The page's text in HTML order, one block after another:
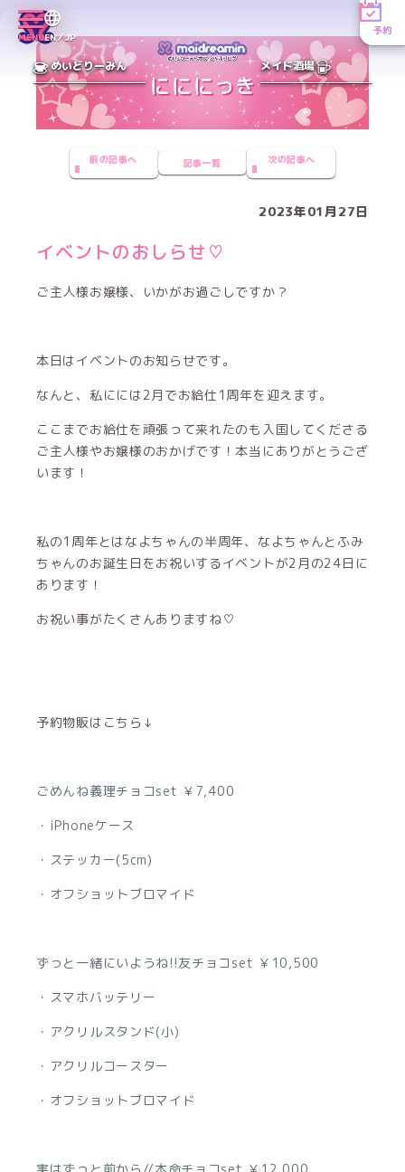
MENUEN／JP
予約
めいどりーみん メイド酒場
前の記事へ 記事一覧 次の記事へ
2023年01月27日
イベントのおしらせ♡
ご主人様お嬢様、いかがお過ごしですか？
本日はイベントのお知らせです。
なんと、私にには2月でお給仕1周年を迎えます。
ここまでお給仕を頑張って来れたのも入国してくださる
ご主人様やお嬢様のおかげです！本当にありがとうござ
います！
私の1周年とはなよちゃんの半周年、なよちゃんとふみ
ちゃんのお誕生日をお祝いするイベントが2月の24日に
あります！
お祝い事がたくさんありますね♡
予約物販はこちら↓
ごめんね義理チョコset ￥7,400
・iPhoneケース
・ステッカー(5cm)
・オフショットブロマイド
ずっと一緒にいようね!!友チョコset ￥10,500
・スマホバッテリー
・アクリルスタンド(小)
・アクリルコースター
・オフショットブロマイド